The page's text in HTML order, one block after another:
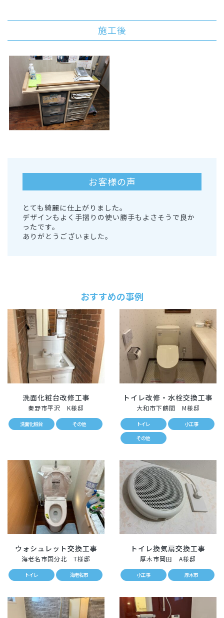
施工後
お客様の声
とても綺麗に仕上がりました。
デザインもよく手摺りの使い勝手もよさそうで良か
ったです。
ありがとうございました。
おすすめの事例
洗面化粧台改修工事
秦野市平沢 K様邸
洗面化粧台 その他
トイレ改修・水栓交換工事
大和市下鶴間 M様邸
トイレ
小工事
その他
ウォシュレット交換工事
海老名市国分北 T様邸
トイレ 海老名市
トイレ換気扇交換工事
厚木市岡田 A様邸
小工事 厚木市